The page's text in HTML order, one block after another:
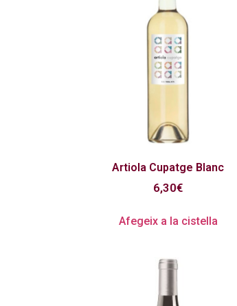
Artiola Cupatge Blanc
6,30€
Afegeix a la cistella